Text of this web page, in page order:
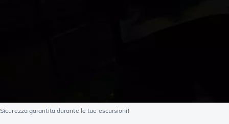
Sicurezza garantita durante le tue escursioni!